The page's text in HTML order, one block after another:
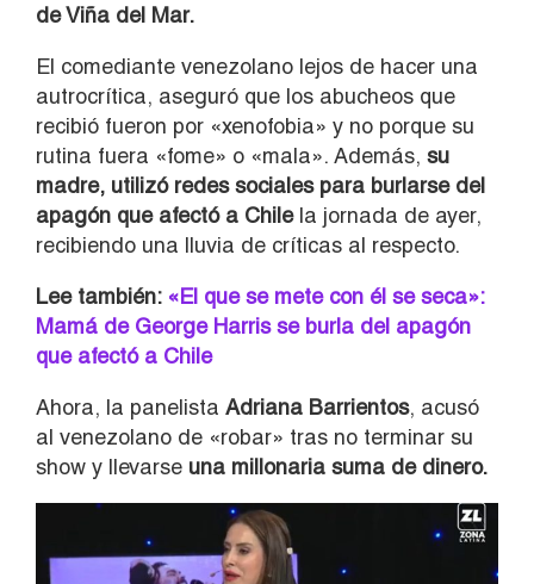
de Viña del Mar.
El comediante venezolano lejos de hacer una
autrocrítica, aseguró que los abucheos que
recibió fueron por «xenofobia» y no porque su
rutina fuera «fome» o «mala». Además, su
madre, utilizó redes sociales para burlarse del
apagón que afectó a Chilela jornada de ayer,
recibiendo una lluvia de críticas al respecto.
Lee también: «El que se mete con él se seca»:
Mamá de George Harris se burla del apagón
que afectó a Chile
Ahora, la panelista Adriana Barrientos, acusó
al venezolano de «robar» tras no terminar su
show y llevarse una millonaria suma de dinero.